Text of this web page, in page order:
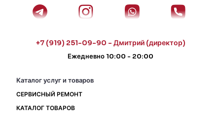
+7 (919) 251-09-90 - Дмитрий (директор)
Ежедневно 10:00 - 20:00
Каталог услуг и товаров
СЕРВИСНЫЙ РЕМОНТ
КАТАЛОГ ТОВАРОВ